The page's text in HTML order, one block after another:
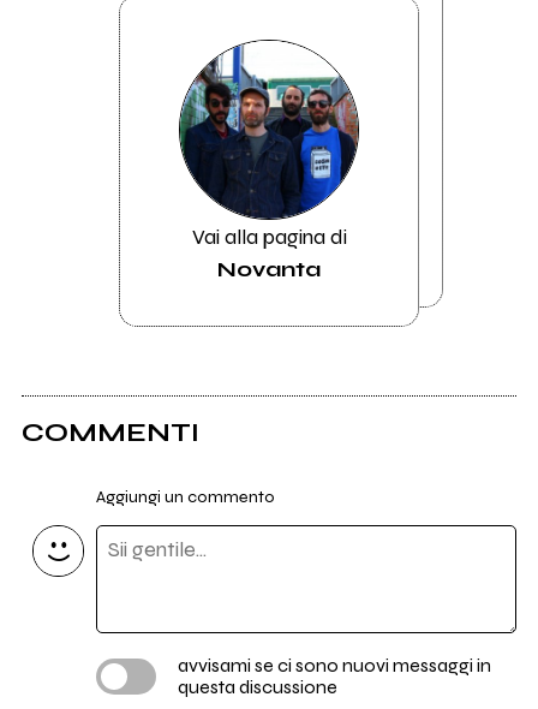
Vai alla pagina di
Novanta
COMMENTI
Aggiungi un commento
avvisami se ci sono nuovi messaggi in
questa discussione